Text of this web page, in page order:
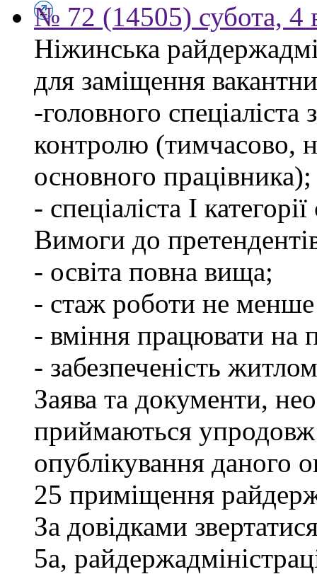
№ 72 (14505) субота, 4
Ніжинська
для заміщення
-головного спеціаліста
контролю (тимчасово,
основного працівника);
- спеціаліста І
Вимоги до
- освіта повна вища;
- стаж роботи не
- вміння працювати на
- забезпеченість
Заява та документи,
приймаються упродовж
опублікування даного
25 приміщення
За довідками
5а,